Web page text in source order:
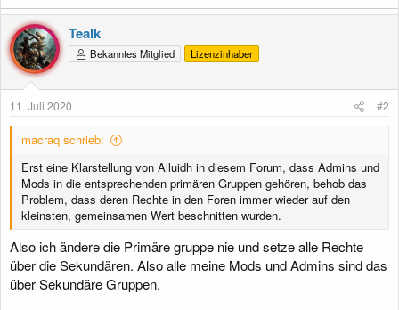
Tealk
Bekanntes Mitglied Lizenzinhaber
11. Juli 2020 #2
macraq schrieb:
Erst eine Klarstellung von Alluidh in diesem Forum, dass Admins und
Mods in die entsprechenden primären Gruppen gehören, behob das
Problem, dass deren Rechte in den Foren immer wieder auf den
kleinsten, gemeinsamen Wert beschnitten wurden.
Also ich ändere die Primäre gruppe nie und setze alle Rechte
über die Sekundären. Also alle meine Mods und Admins sind das
über Sekundäre Gruppen.